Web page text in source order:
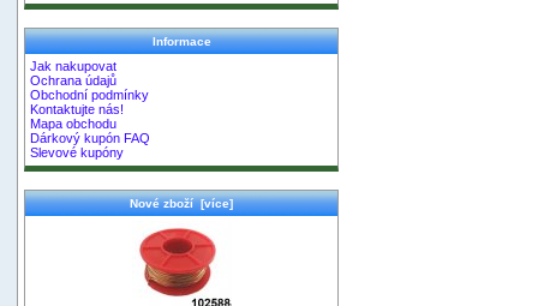
Informace
Jak nakupovat
Ochrana údajů
Obchodní podmínky
Kontaktujte nás!
Mapa obchodu
Dárkový kupón FAQ
Slevové kupóny
Nové zboží [více]